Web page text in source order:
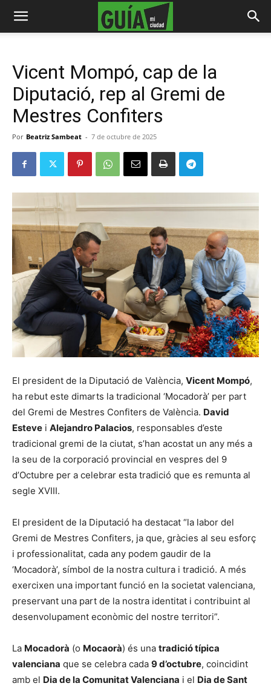
Vicent Mompó, cap de la
Diputació, rep al Gremi de
Mestres Confiters
Por Beatriz Sambeat - 7 de octubre de 2025
El president de la Diputació de València, Vicent Mompó,
ha rebut este dimarts la tradicional ‘Mocadorà’ per part
del Gremi de Mestres Confiters de València. David
Esteve i Alejandro Palacios, responsables d’este
tradicional gremi de la ciutat, s’han acostat un any més a
la seu de la corporació provincial en vespres del 9
d’Octubre per a celebrar esta tradició que es remunta al
segle XVIII.
El president de la Diputació ha destacat “la labor del
Gremi de Mestres Confiters, ja que, gràcies al seu esforç
i professionalitat, cada any podem gaudir de la
‘Mocadorà’, símbol de la nostra cultura i tradició. A més
exercixen una important funció en la societat valenciana,
preservant una part de la nostra identitat i contribuint al
desenvolupament econòmic del nostre territori”.
La Mocadorà (o Mocaorà) és una tradició típica
valenciana que se celebra cada 9 d’octubre, coincidint
amb el Dia de la Comunitat Valenciana i el Dia de Sant